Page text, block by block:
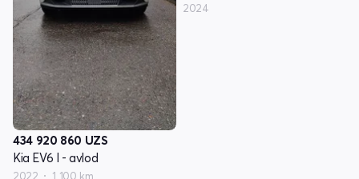
434 920 860 UZS
Kia EV6 I - avlod
2022 1 100 km
2024